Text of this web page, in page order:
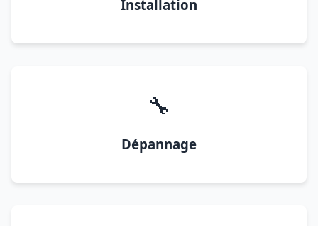
Installation
🔧
Dépannage